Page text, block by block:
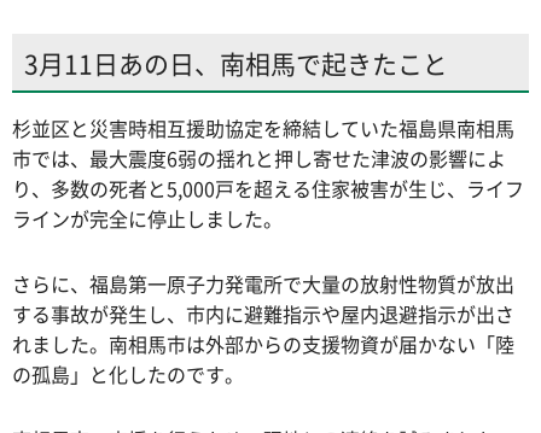
3月11日あの日、南相馬で起きたこと
杉並区と災害時相互援助協定を締結していた福島県南相馬
市では、最大震度6弱の揺れと押し寄せた津波の影響によ
り、多数の死者と5,000戸を超える住家被害が生じ、ライフ
ラインが完全に停止しました。
さらに、福島第一原子力発電所で大量の放射性物質が放出
する事故が発生し、市内に避難指示や屋内退避指示が出さ
れました。南相馬市は外部からの支援物資が届かない「陸
の孤島」と化したのです。